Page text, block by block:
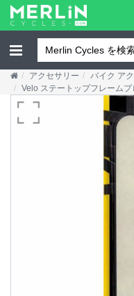
アクセサリー バイク ア
Velo ステートップフレームプ